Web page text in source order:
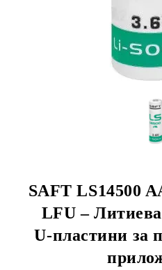
SAFT LS14500
LFU –
U‑пластини за